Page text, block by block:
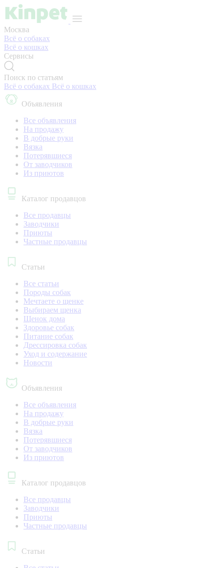
Москва
Всё о собаках
Всё о кошках
Сервисы
Поиск по статьям
Всё о собаках Всё о кошках
Объявления
Все объявления
На продажу
В добрые руки
Вязка
Потерявшиеся
От заводчиков
Из приютов
Каталог продавцов
Все продавцы
Заводчики
Приюты
Частные продавцы
Статьи
Все статьи
Породы собак
Мечтаете о щенке
Выбираем щенка
Щенок дома
Здоровье собак
Питание собак
Дрессировка собак
Уход и содержание
Новости
Объявления
Все объявления
На продажу
В добрые руки
Вязка
Потерявшиеся
От заводчиков
Из приютов
Каталог продавцов
Все продавцы
Заводчики
Приюты
Частные продавцы
Статьи